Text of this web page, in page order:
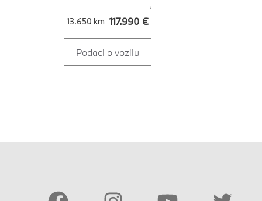
13.650 km 117.990 €
Podaci o vozilu